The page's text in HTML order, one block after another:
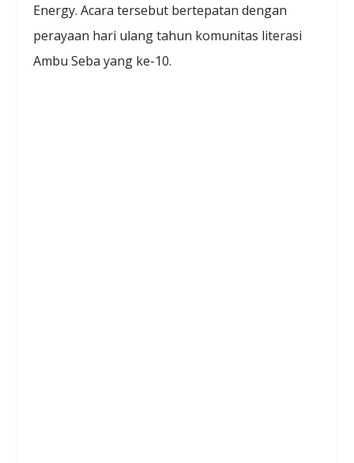
Energy. Acara tersebut bertepatan dengan
perayaan hari ulang tahun komunitas literasi
Ambu Seba yang ke-10.